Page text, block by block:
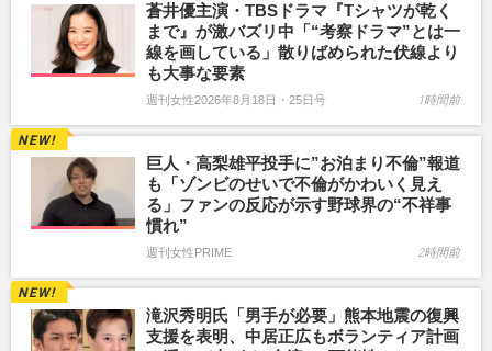
蒼井優主演・TBSドラマ『Tシャツが乾く
まで』が激バズリ中「“考察ドラマ”とは一
線を画している」散りばめられた伏線より
も大事な要素
週刊女性2026年8月18日・25日号 1時間前
巨人・高梨雄平投手に”お泊まり不倫”報道
も「ゾンビのせいで不倫がかわいく見え
る」ファンの反応が示す野球界の“不祥事
慣れ”
週刊女性PRIME 2時間前
滝沢秀明氏「男手が必要」熊本地震の復興
支援を表明、中居正広もボランティア計画